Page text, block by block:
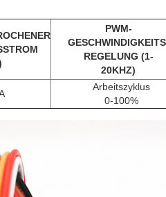
PWM-
REGELUNG (1-
20KHZ)
Arbeitszyklus
0-100%